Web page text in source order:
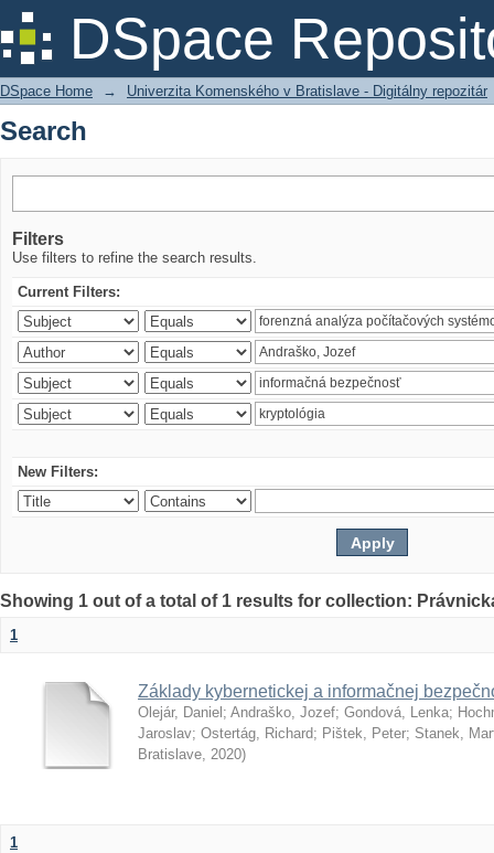
DSpace
Search
DSpace Home → Univerzita Komenského v Bratislave - Digitálny repozitár
Search
Filters
Use filters to refine the search results.
Current Filters:
New Filters:
Showing 1 out of a total of 1 results for collection:
1
Základy kybernetickej a informačnej
Olejár, Daniel ; Andraško, Jozef; Gondová, Lenka;
Jaroslav; Ostertág, Richard; Pištek, Peter; Stanek,
Bratislave, 2020)
1